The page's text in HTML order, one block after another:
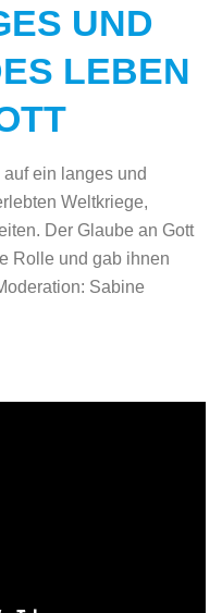
UND
LEBEN
ein langes und
Weltkriege,
Der Glaube an Gott
Rolle und gab ihnen
Sabine